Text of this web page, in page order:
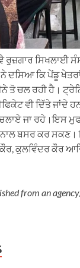
ਰੁਜ਼ਗਾਰ ਸਿਖਲਾਈ
ਦਸਿਆ ਕਿ ਪੇਂਡੂ
ਤੋ ਚਲ ਰਹੀ ਹੈ।
ਵੀ ਦਿੱਤੇ ਜਾਂਦੇ
ਜਾ ਰਹੇ।ਇਸ
ਬਸਰ ਕਰ
ਕੁਲਵਿੰਦਰ ਕੌਰ
from an